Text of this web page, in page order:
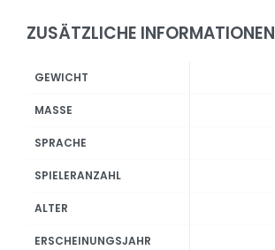
ZUSÄTZLICHE INFORMATIONEN
GEWICHT
MASSE
SPRACHE
SPIELERANZAHL
ALTER
ERSCHEINUNGSJAHR